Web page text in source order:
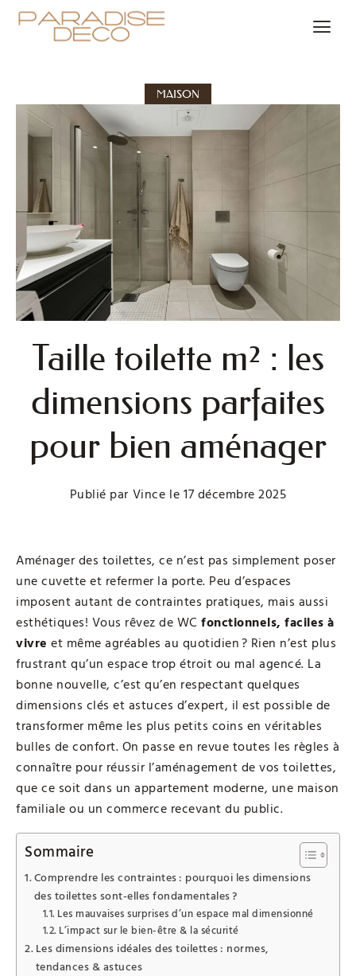
MAISON
Taille toilette m² : les
dimensions parfaites
pour bien aménager
Publié par Vince le 17 décembre 2025
Aménager des toilettes, ce n’est pas simplement poser
une cuvette et refermer la porte. Peu d’espaces
imposent autant de contraintes pratiques, mais aussi
esthétiques! Vous rêvez de WC fonctionnels, faciles à
vivre et même agréables au quotidien ? Rien n’est plus
frustrant qu’un espace trop étroit ou mal agencé. La
bonne nouvelle, c’est qu’en respectant quelques
dimensions clés et astuces d’expert, il est possible de
transformer même les plus petits coins en véritables
bulles de confort. On passe en revue toutes les règles à
connaître pour réussir l’aménagement de vos toilettes,
que ce soit dans un appartement moderne, une maison
familiale ou un commerce recevant du public.
Sommaire
Comprendre les contraintes : pourquoi les dimensions
des toilettes sont-elles fondamentales ?
Les mauvaises surprises d’un espace mal dimensionné
L’impact sur le bien-être & la sécurité
Les dimensions idéales des toilettes : normes,
tendances & astuces